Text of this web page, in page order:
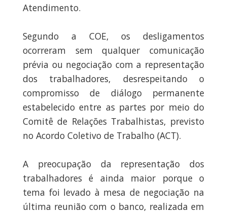
Atendimento.
Segundo a COE, os desligamentos
ocorreram sem qualquer comunicação
prévia ou negociação com a representação
dos trabalhadores, desrespeitando o
compromisso de diálogo permanente
estabelecido entre as partes por meio do
Comitê de Relações Trabalhistas, previsto
no Acordo Coletivo de Trabalho (ACT).
A preocupação da representação dos
trabalhadores é ainda maior porque o
tema foi levado à mesa de negociação na
última reunião com o banco, realizada em